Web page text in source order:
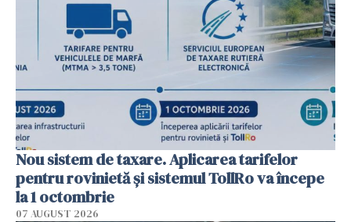
Nou sistem de taxare. Aplicarea tarifelor
pentru rovinietă şi sistemul TollRo va începe
la 1 octombrie
07 AUGUST 2026